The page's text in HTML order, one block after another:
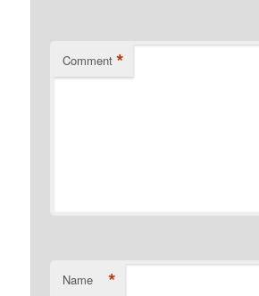
Comment *
Name *